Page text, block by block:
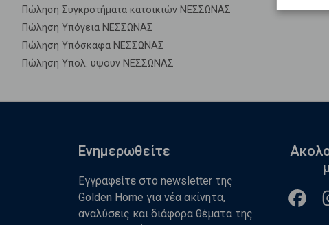
Πώληση Συγκροτήματα κατοικιών ΝΕΣΣΩΝΑΣ
Πώληση Υπόγεια ΝΕΣΣΩΝΑΣ
Πώληση Υπόσκαφα ΝΕΣΣΩΝΑΣ
Πώληση Υπολ. υψουν ΝΕΣΣΩΝΑΣ
Ενημερωθείτε
Εγγραφείτε στο newsletter της
Golden Home για νέα ακίνητα,
αναλύσεις και διάφορα θέματα της